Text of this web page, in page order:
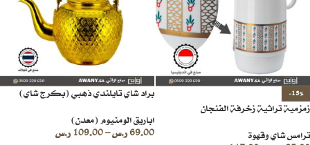
-13%
زمزمية تراثية زخرفة الفنجان
ترامس شاي وقهوة
براد شاي تايلندي ذهبي (بكرج شاي)
اباريق الومنيوم (معدن)
69.00ر.س–
109.00 ر.س